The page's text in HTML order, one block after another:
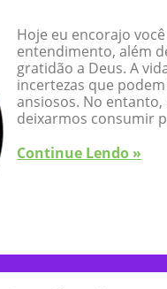
Hoje eu encorajo
entendimento, além
gratidão a Deus. A
incertezas que
ansiosos. No
deixarmos consumir
Continue Lendo »